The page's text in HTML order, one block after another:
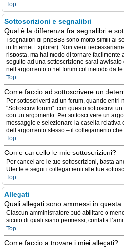
Top
Sottoscrizioni e segnalibri
Qual è la differenza fra segnalibri e
I segnalibri di phpBB3 sono molto simili ai
in Internet Explorer). Non vieni
risposta, ma hai modo di tornare facilmente
seguito ad una sottoscrizione sarai
nell’argomento o nel forum col metodo da te
Top
Come faccio ad sottoscrivere un
Per sottoscriverti ad un forum, quando entri
"Sottoscrivi forum": con questo sottoscrivi
con un argomento. Per sottoscrivere un
messaggio e selezionare la casella relativa
dell’argomento stesso – il collegamento
Top
Come cancello le mie sottoscrizioni?
Per cancellare le tue sottoscrizioni, basta
Utente e segui i collegamenti alle tue
Top
Allegati
Quali allegati sono ammessi in questa
Ciascun amministratore può abilitare o
sicuro di quali siano permessi, contatta
Top
Come faccio a trovare i miei allegati?